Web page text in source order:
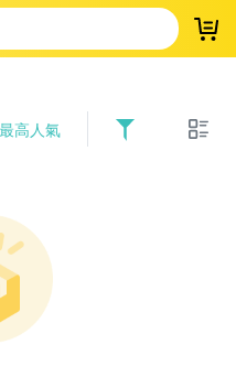
登
最高人氣